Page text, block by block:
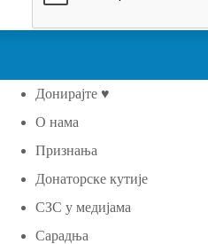
Донирајте ♥
О нама
Признања
Донаторске кутије
СЗС у медијама
Сарадња